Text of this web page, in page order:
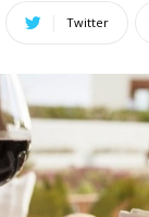
Twitter